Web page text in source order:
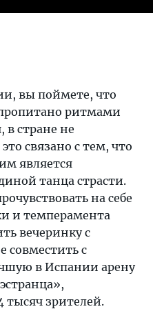
вы поймете, что
ритмами
в стране не
связано с тем, что
является
танца страсти.
на себе
и темперамента
вечеринку с
совместить с
в Испании арену
тысяч зрителей.